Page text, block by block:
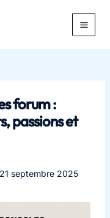
Main
forum :
passions et
21 septembre 2025